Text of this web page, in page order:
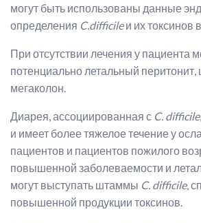
могут быть использованы данные
определения C.difficileи их токсинов
При отсутствии лечения у пациента
потенциально летальный перитонит,
мегаколон.
Диарея, ассоциированная с C. difficile
и имеет более тяжелое течение у
пациентов и пациентов пожилого
повышенной заболеваемости и
могут выступать штаммы C. difficile,
повышенной продукции токсинов.